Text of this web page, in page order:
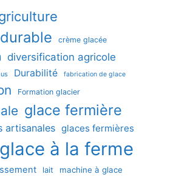
crème glacée
diversification agricole
Durabilité fabrication de glace
Formation glacier
glace fermière
artisanales glaces fermières
glace à la ferme
lait machine à glace